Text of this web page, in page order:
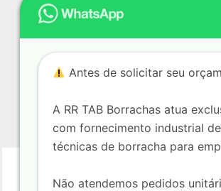
MS - Mato Grosso do Sul
PI - Piauí
RS - Rio Grande do Sul
PA - Pará
Aclimação Bela Vista Bom Retiro Brás
Antes de solicitar seu
A RR TAB Borrachas atua
com fornecimento industrial
técnicas de borracha para
Não atendemos pedidos